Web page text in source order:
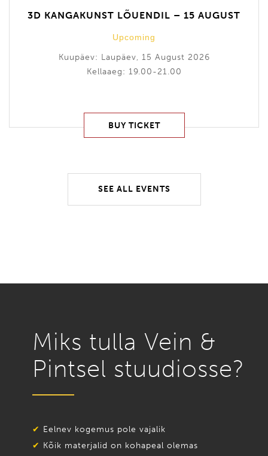
3D KANGAKUNST LÕUENDIL – 15 AUGUST
Upcoming
Kuupäev: Laupäev, 15 August 2026
Kellaaeg: 19.00-21.00
BUY TICKET
SEE ALL EVENTS
Miks tulla Vein &
Pintsel stuudiosse?
✔ Eelnev kogemus pole vajalik
✔ Kõik materjalid on kohapeal olemas